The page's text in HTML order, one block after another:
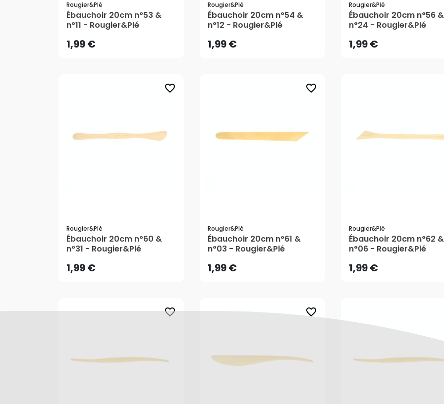
Rougier&plé
Ébauchoir 20cm n°53 &
n°11 - Rougier&Plé
1,99 €
1,99 €
AJOUTER AU PANIER
Rougier&plé
Ébauchoir 20cm n°54 &
n°12 - Rougier&Plé
1,99 €
1,99 €
AJOUTER AU PANIER
Rougier&plé
Ébauchoir 20cm n°56 &
n°24 - Rougier&Plé
1,99 €
1,99 €
AJOUTER AU PANIER
favorite_border
Rougier&plé
Ébauchoir 20cm n°60 &
n°31 - Rougier&Plé
1,99 €
1,99 €
AJOUTER AU PANIER
favorite_border
Rougier&plé
Ébauchoir 20cm n°61 &
n°03 - Rougier&Plé
1,99 €
1,99 €
AJOUTER AU PANIER
Rougier&plé
Ébauchoir 20cm n°62 &
n°06 - Rougier&Plé
1,99 €
1,99 €
AJOUTER AU PANIER
favorite_border favorite_border